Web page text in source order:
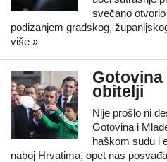
svečano
podizanjem gradskog,
više »
Gotovina
obitelji
Nije prošlo ni
Gotovina i
haškom sudu i
naboj Hrvatima, opet nas